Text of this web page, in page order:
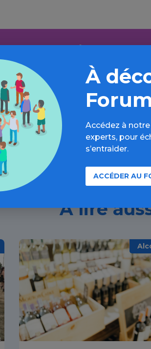
Aller plus loin sur
parcours d’évaluations,
annuaires, ressources,
À lire
À
Accédez à
experts, pour
s’entraider.
ACCÉDER AU